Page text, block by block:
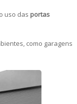
uso das portas
como garagens